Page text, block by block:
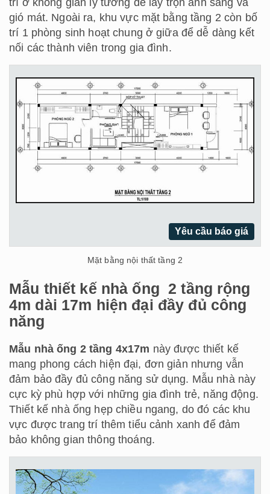
gió mát. Ngoài ra, khu vực mặt bằng tầng 2 còn bố
trí 1 phòng sinh hoạt chung ở giữa để dễ dàng kết
nối các thành viên trong gia đình.
Yêu cầu báo giá
Mặt bằng nội thất tầng 2
Mẫu thiết kế nhà ống 2 tầng rộng
4m dài 17m hiện đại đầy đủ công
năng
Mẫu nhà ống 2 tầng 4x17m này được thiết kế
mang phong cách hiện đại, đơn giản nhưng vẫn
đảm bảo đầy đủ công năng sử dụng. Mẫu nhà này
cực kỳ phù hợp với những gia đình trẻ, năng động.
Thiết kế nhà ống hẹp chiều ngang, do đó các khu
vực được trang trí thêm tiểu cảnh xanh để đảm
bảo không gian thông thoáng.